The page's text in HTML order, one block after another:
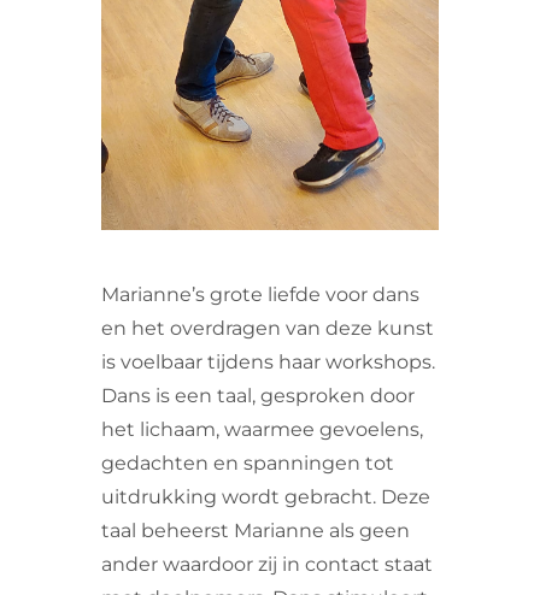
Marianne’s grote liefde voor dans
en het overdragen van deze kunst
is voelbaar tijdens haar workshops.
Dans is een taal, gesproken door
het lichaam, waarmee gevoelens,
gedachten en spanningen tot
uitdrukking wordt gebracht. Deze
taal beheerst Marianne als geen
ander waardoor zij in contact staat